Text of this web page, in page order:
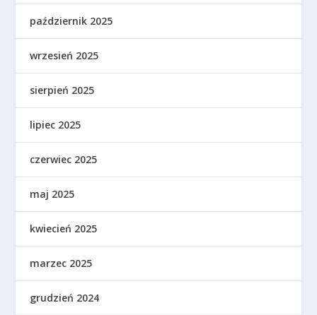
październik 2025
wrzesień 2025
sierpień 2025
lipiec 2025
czerwiec 2025
maj 2025
kwiecień 2025
marzec 2025
grudzień 2024